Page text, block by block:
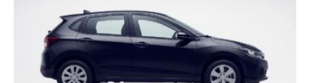
die Zahl der Verkehrstoten sogar um 35 Prozent. Die
Studie ist in der Zeitschrift Transportation Research
Part A: Policy and Practice vom 5. August 2025 online
veröffentlicht. Die deutschen Autobahnen sind…